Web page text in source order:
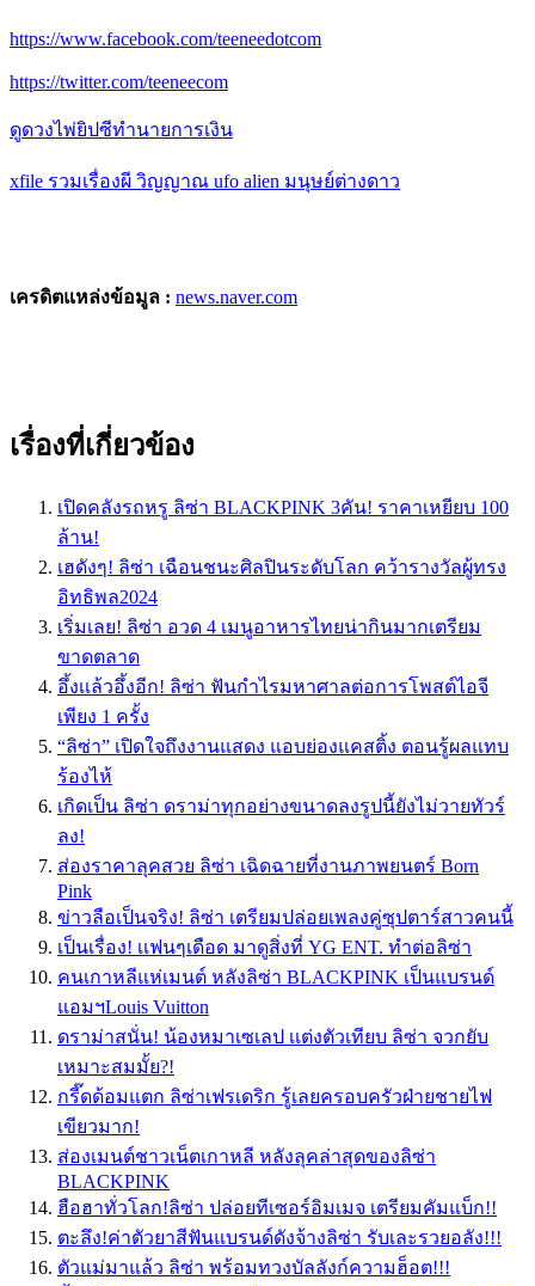
https://www.facebook.com/teeneedotcom
https://twitter.com/teeneecom
ดูดวงไพ่ยิปซีทำนายการเงิน
xfile รวมเรื่องผี วิญญาณ ufo alien มนุษย์ต่างดาว
เครดิตแหล่งข้อมูล : news.naver.com
เรื่องที่เกี่ยวข้อง
เปิดคลังรถหรู ลิซ่า BLACKPINK 3คัน! ราคาเหยียบ 100
ล้าน!
เฮดังๆ! ลิซ่า เฉือนชนะศิลปินระดับโลก คว้ารางวัลผู้ทรง
อิทธิพล2024
เริ่มเลย! ลิซ่า อวด 4 เมนูอาหารไทยน่ากินมากเตรียม
ขาดตลาด
อึ้งเเล้วอึ้งอีก! ลิซ่า ฟันกำไรมหาศาลต่อการโพสต์ไอจี
เพียง 1 ครั้ง
“ลิซ่า” เปิดใจถึงงานแสดง แอบย่องแคสติ้ง ตอนรู้ผลแทบ
ร้องไห้
เกิดเป็น ลิซ่า ดราม่าทุกอย่างขนาดลงรูปนี้ยังไม่วายทัวร์
ลง!
ส่องราคาลุคสวย ลิซ่า เฉิดฉายที่งานภาพยนตร์ Born
Pink
ข่าวลือเป็นจริง! ลิซ่า เตรียมปล่อยเพลงคู่ซุปตาร์สาวคนนี้
เป็นเรื่อง! เเฟนๆเดือด มาดูสิ่งที่ YG ENT. ทำต่อลิซ่า
คนเกาหลีแห่เมนต์ หลังลิซ่า BLACKPINK เป็นแบรนด์
แอมฯLouis Vuitton
ดราม่าสนั่น! น้องหมาเซเลป เเต่งตัวเทียบ ลิซ่า จวกยับ
เหมาะสมมั้ย?!
กรี๊ดด้อมแตก ลิซ่าเฟรเดริก รู้เลยครอบครัวฝ่ายชายไฟ
เขียวมาก!
ส่องเมนต์ชาวเน็ตเกาหลี หลังลุคล่าสุดของลิซ่า
BLACKPINK
ฮือฮาทั่วโลก!ลิซ่า ปล่อยทีเซอร์อิมเมจ เตรียมคัมแบ็ก!!
ตะลึง!ค่าตัวยาสีฟันแบรนด์ดังจ้างลิซ่า รับเละรวยอลัง!!!
ตัวแม่มาแล้ว ลิซ่า พร้อมทวงบัลลังก์ความฮ็อต!!!